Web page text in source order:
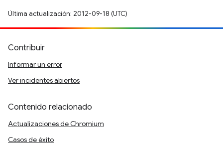
Última actualización: 2012-09-18 (UTC)
Contribuir
Informar un error
Ver incidentes abiertos
Contenido relacionado
Actualizaciones de Chromium
Casos de éxito